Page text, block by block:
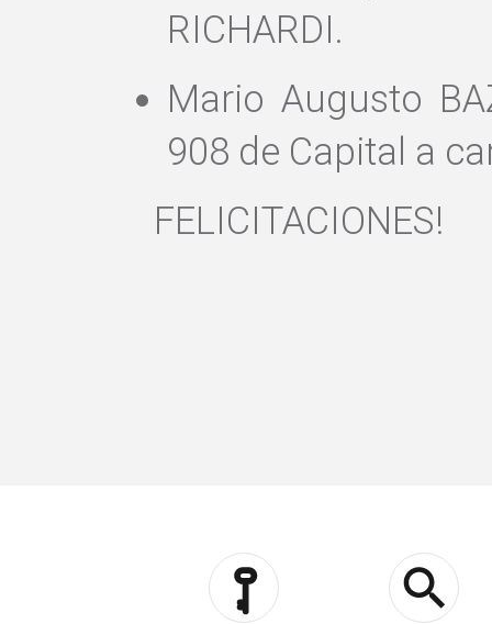
RICHARDI.
Mario Augusto
908 de Capital a
FELICITACIONES!